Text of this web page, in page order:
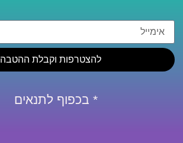
להצטרפות וקבלת ההטבה
* בכפוף לתנאים